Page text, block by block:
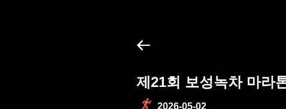
제21회 보성녹차 마라
2026-05-02